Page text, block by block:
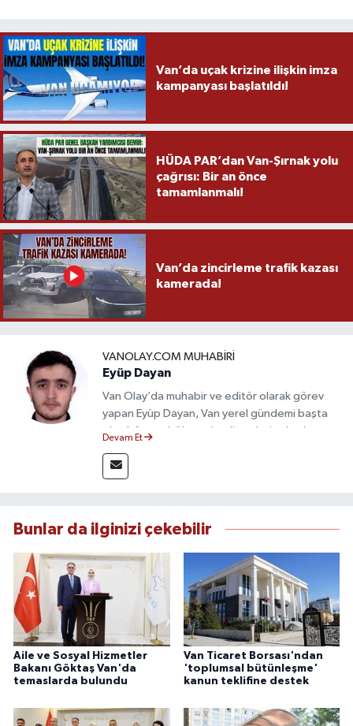
Van’da uçak krizine ilişkin imza
kampanyası başlatıldı!
HÜDA PAR’dan Van-Şırnak yolu
çağrısı: Bir an önce
tamamlanmalı!
Van’da zincirleme trafik kazası
kamerada!
VANOLAY.COM MUHABIRI
Eyüp Dayan
Van Olay’da muhabir ve editör olarak görev
yapan Eyüp Dayan, Van yerel gündemi başta
olmak üzere bölgesel gelişmeleri sahadan
deneyimiyle doğruluk, tarafsızlık ve etik ilkeleri
esas alan Dayan, güvenilir kaynaklara dayalı
Devam Et
Bunlar da ilginizi çekebilir
Aile ve Sosyal Hizmetler
Bakanı Göktaş Van'da
temaslarda bulundu
Van Ticaret Borsası'ndan
'toplumsal bütünleşme'
kanun teklifine destek